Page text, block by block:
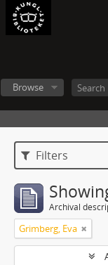
Browse
Filters
Archival
Grimberg, Eva